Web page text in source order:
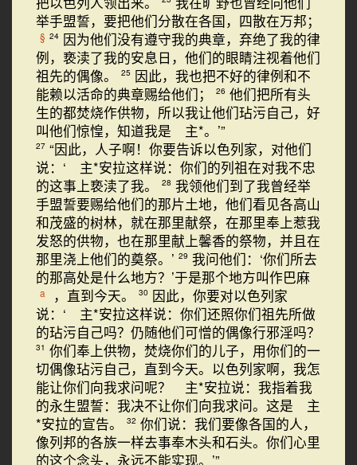
举手盟誓，要把他们分散在各国，四散在万邦；
§ 24 因为他们没有遵守我的典章，弃绝了我的律
例，亵渎了我的安息日，他们的眼睛注视着他们
祖先的偶像。
25 因此，我也把不好的律例和不
能赖以活命的典章赐给他们；
26 他们把所有头
生的都焚烧作供物，所以我让他们玷污自己，好
叫他们惊惶，知道我是 主*。’”
27 “因此，人子啊！你要告诉以色列家，对他们
说：‘ 主*安拉这样说：你们的列祖在对我不忠
的这事上亵渎了我。
28 我领他们到了我曾经举
手盟誓要赐给他们的那片土地，他们看见各高山
和茂盛的树林，就在那里献祭，在那里奉上惹我
发怒的供物，也在那里献上馨香的祭物，并且在
那里浇上他们的奠祭。’ 29 我问他们：‘你们所去
的那高处是什么地方？’于是那个地方叫作巴麻
a ，直到今天。 30 因此，你要对以色列家
说：‘ 主*安拉这样说：你们还照你们祖先所做
的玷污自己吗？仍随他们可憎的偶像行邪淫吗？
31 你们奉上供物，焚烧你们的儿子，用你们的一
切偶像玷污自己，直到今天。以色列家啊，我怎
能让你们向我求问呢？ 主*安拉说：我指着我
的永生盟誓：我决不让你们向我求问。这是 主
*安拉的宣告。
32 你们说：我们要像各国的人，
像列邦的各族一样去事奉木头和石头。你们心里
的这个念头，永远不能实现。’”